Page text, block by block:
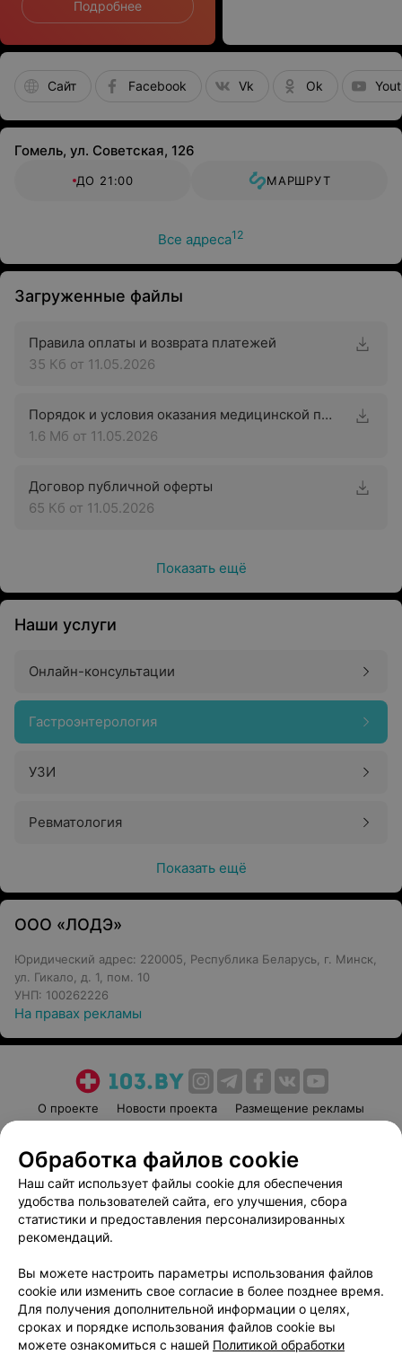
Подробнее
Сайт Facebook Vk Ok
Гомель, ул. Советская, 126
ДО 21:00 МАРШРУТ
Все адреса12
Загруженные файлы
Правила оплаты и возврата платежей
35 Кб от 11.05.2026
Порядок и условия оказания медицинской помощи с применением телемедицинских технологий
1.6 Мб от 11.05.2026
Договор публичной оферты
65 Кб от 11.05.2026
Показать ещё
Наши услуги
Онлайн-консультации
Гастроэнтерология
УЗИ
Ревматология
Показать ещё
ООО «ЛОДЭ»
Юридический адрес: 220005, Республика Беларусь, г. Минск,
ул. Гикало, д. 1, пом. 10
УНП: 100262226
На правах рекламы
О проекте Новости проекта
Размещение рекламы
Пользовательское соглашение
Способы оплаты
Вакансии
Партнеры
Написать руководителю 103.by
Обработка персональных данных
Обработка файлов cookie
Наш сайт использует файлы cookie для обеспечения
удобства пользователей сайта, его улучшения, сбора
статистики и предоставления персонализированных
рекомендаций.
Вы можете настроить параметры использования файлов
cookie или изменить свое согласие в более позднее время.
Для получения дополнительной информации о целях,
сроках и порядке использования файлов cookie вы
можете ознакомиться с нашей Политикой обработки